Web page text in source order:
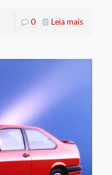
0 Leia mais